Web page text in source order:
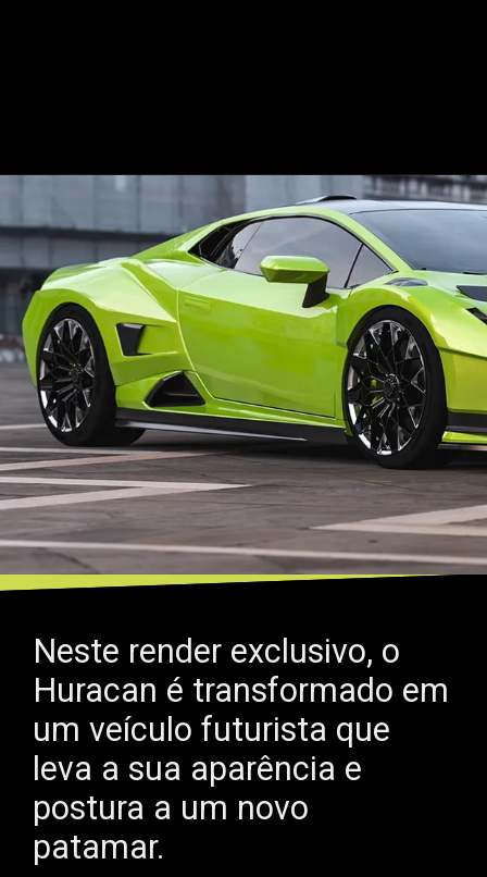
https://mundofixa.com.br/nova-geracao-do-lamborghini-huracan-ganha-aparencia-fenomenal/
Neste render exclusivo, o
Huracan é transformado em
um veículo futurista que
leva a sua aparência e
postura a um novo
patamar.